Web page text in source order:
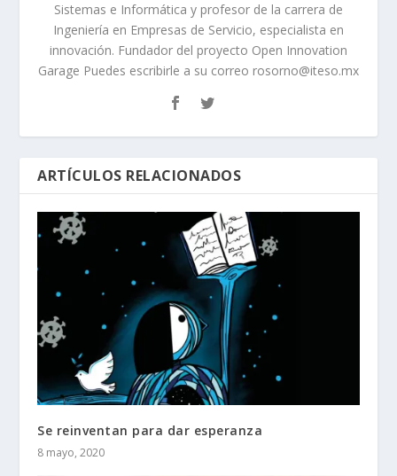
Sistemas e Informática y profesor de la carrera de
Ingeniería en Empresas de Servicio, especialista en
innovación. Fundador del proyecto Open Innovation
Garage Puedes escribirle a su correo rosorno@iteso.mx
ARTÍCULOS RELACIONADOS
Se reinventan para dar esperanza
8 mayo, 2020